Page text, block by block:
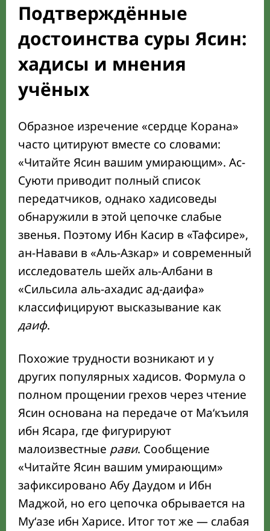
Подтверждённые
достоинства суры Ясин:
хадисы и мнения
учёных
Образное изречение «сердце Корана»
часто цитируют вместе со словами:
Читайте Ясин вашим умирающим . Ас-
Суюти приводит полный список
передатчиков, однако хадисоведы
обнаружили в этой цепочке слабые
звенья. Поэтому Ибн Касир в «Тафсире»,
ан-Навави в «Аль-Азкар» и современный
исследователь шейх аль-Албани в
«Сильсила аль-ахадис ад-даифа»
классифицируют высказывание как
даиф.
Похожие трудности возникают и у
других популярных хадисов. Формула о
полном прощении грехов через чтение
Ясин основана на передаче от Ма‘къиля
ибн Ясара, где фигурируют
малоизвестные рави. Сообщение
Читайте Ясин вашим умирающим
зафиксировано Абу Даудом и Ибн
Маджой, но его цепочка обрывается на
Му‘азе ибн Харисе. Итог тот же — слабая